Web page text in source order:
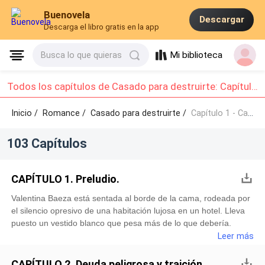
Buenovela
Descarga el libro gratis en la app
Descargar
Busca lo que quieras Mi biblioteca
Todos los capítulos de Casado para destruirte: Capítulo 1 - Capítulo 10
Inicio / Romance/Casado para destruirte / Capítulo 1 - Capítulo 10
103 Capítulos
CAPÍTULO 1. Preludio.
Valentina Baeza está sentada al borde de la cama, rodeada por
el silencio opresivo de una habitación lujosa en un hotel. Lleva
puesto un vestido blanco que pesa más de lo que debería.
Frente a ella, el espejo le devuelve la imagen de una mujer que
golpeando con fuerza en el pecho.La puerta se abre de golpe.
Leer más